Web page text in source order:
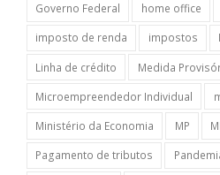
Governo Federal
home office
imposto de renda
impostos
Linha de crédito
Medida
Microempreendedor Individual
Ministério da Economia
MP
Pagamento de tributos